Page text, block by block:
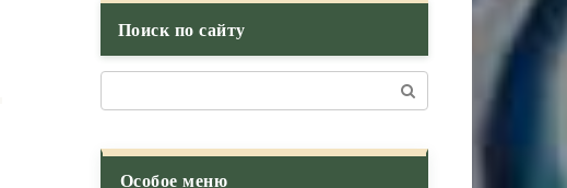
Поиск по сайту
Особое меню